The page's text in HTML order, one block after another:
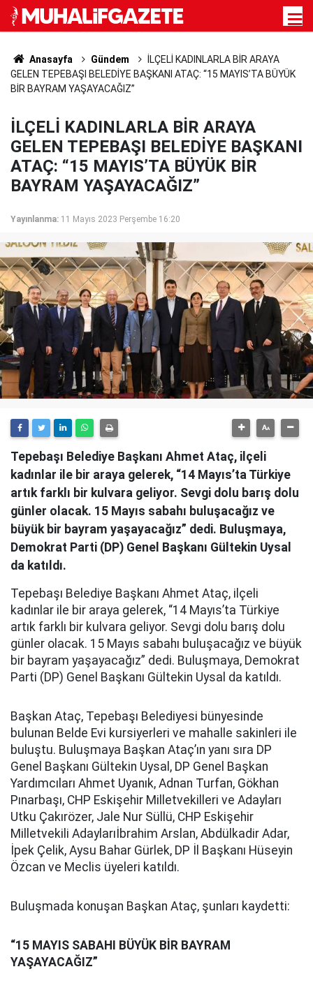
Anasayfa Gündem
İLÇELİ KADINLARLA BİR ARAYA
GELEN TEPEBAŞI BELEDİYE BAŞKANI ATAÇ: “15 MAYIS’TA BÜYÜK
BİR BAYRAM YAŞAYACAĞIZ”
İLÇELİ KADINLARLA BİR ARAYA
GELEN TEPEBAŞI BELEDİYE BAŞKANI
ATAÇ: “15 MAYIS’TA BÜYÜK BİR
BAYRAM YAŞAYACAĞIZ”
Yayınlanma: 11 Mayıs 2023 Perşembe 16:20
Tepebaşı Belediye Başkanı Ahmet Ataç, ilçeli
kadınlar ile bir araya gelerek, “14 Mayıs’ta Türkiye
artık farklı bir kulvara geliyor. Sevgi dolu barış dolu
günler olacak. 15 Mayıs sabahı buluşacağız ve
büyük bir bayram yaşayacağız” dedi. Buluşmaya,
Demokrat Parti (DP) Genel Başkanı Gültekin Uysal
da katıldı.
Tepebaşı Belediye Başkanı Ahmet Ataç, ilçeli
kadınlar ile bir araya gelerek, “14 Mayıs’ta Türkiye
artık farklı bir kulvara geliyor. Sevgi dolu barış dolu
günler olacak. 15 Mayıs sabahı buluşacağız ve büyük
bir bayram yaşayacağız” dedi. Buluşmaya, Demokrat
Parti (DP) Genel Başkanı Gültekin Uysal da katıldı.
Başkan Ataç, Tepebaşı Belediyesi bünyesinde
bulunan Belde Evi kursiyerleri ve mahalle sakinleri ile
buluştu. Buluşmaya Başkan Ataç’ın yanı sıra DP
Genel Başkanı Gültekin Uysal, DP Genel Başkan
Yardımcıları Ahmet Uyanık, Adnan Turfan, Gökhan
Pınarbaşı, CHP Eskişehir Milletvekilleri ve Adayları
Utku Çakırözer, Jale Nur Süllü, CHP Eskişehir
Milletvekili Adaylarıİbrahim Arslan, Abdülkadir Adar,
İpek Çelik, Aysu Bahar Gürlek, DP İl Başkanı Hüseyin
Özcan ve Meclis üyeleri katıldı.
Buluşmada konuşan Başkan Ataç, şunları kaydetti:
“15 MAYIS SABAHI BÜYÜK BİR BAYRAM
YAŞAYACAĞIZ”